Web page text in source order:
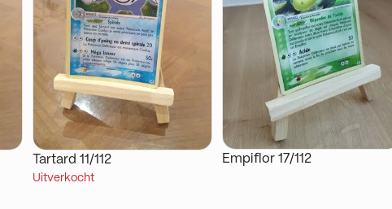
Tartard 11/112
Uitverkocht
Empiflor 17/112